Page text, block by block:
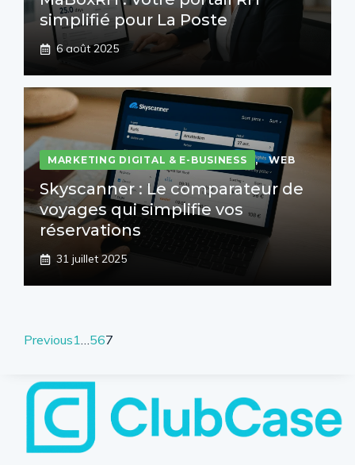
simplifié pour La Poste
6 août 2025
MARKETING DIGITAL & E-BUSINESS , WEB
Skyscanner : Le comparateur de
voyages qui simplifie vos
réservations
31 juillet 2025
Previous1…567